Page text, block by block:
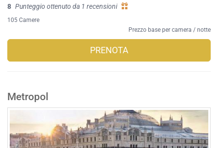
8 Punteggio ottenuto da 1 recensioni
105 Camere
Prezzo base per camera / notte
PRENOTA
Metropol